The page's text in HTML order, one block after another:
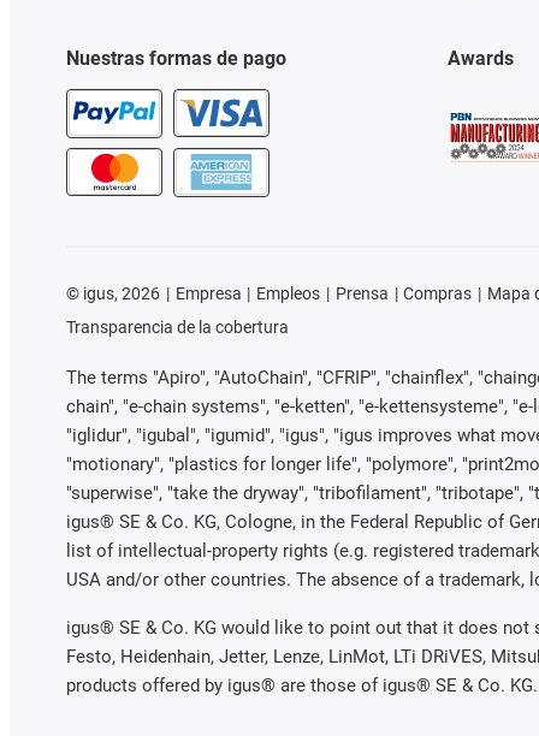
Nuestras formas de pago Awards
© igus, 2026 Empresa Empleos Prensa Compras Mapa
Transparencia de la cobertura
The terms "Apiro", "AutoChain", "CFRIP", "chainflex",
chain", "e-chain systems", "e-ketten", "e-kettensysteme",
"iglidur", "igubal", "igumid", "igus", "igus improves what
"motionary", "plastics for longer life", "polymore",
"superwise", "take the dryway", "tribofilament",
igus® SE & Co. KG, Cologne, in the Federal Republic of
list of intellectual-property rights (e.g. registered
USA and/or other countries. The absence of a
igus® SE & Co. KG would like to point out that it does not
Festo, Heidenhain, Jetter, Lenze, LinMot, LTi DRiVES,
products offered by igus® are those of igus® SE & Co. KG.